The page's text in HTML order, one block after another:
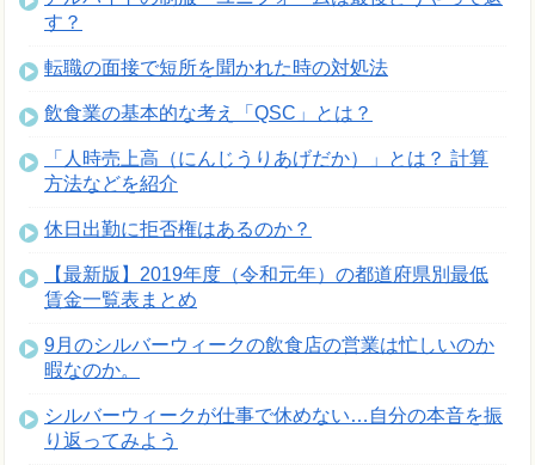
す？
転職の面接で短所を聞かれた時の対処法
飲食業の基本的な考え「QSC」とは？
「人時売上高（にんじうりあげだか）」とは？ 計算
方法などを紹介
休日出勤に拒否権はあるのか？
【最新版】2019年度（令和元年）の都道府県別最低
賃金一覧表まとめ
9月のシルバーウィークの飲食店の営業は忙しいのか
暇なのか。
シルバーウィークが仕事で休めない…自分の本音を振
り返ってみよう